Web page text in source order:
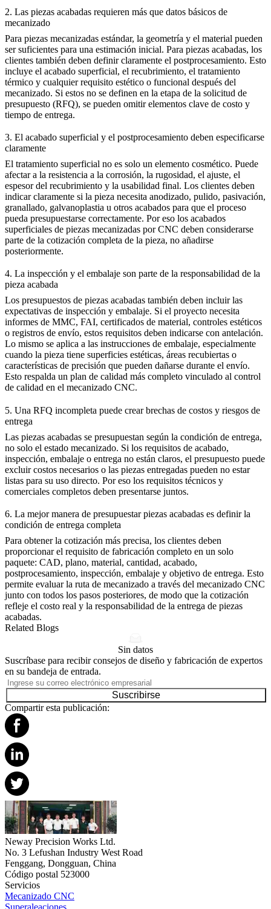
2. Las piezas acabadas requieren más que datos básicos de
mecanizado
Para piezas mecanizadas estándar, la geometría y el material pueden
ser suficientes para una estimación inicial. Para piezas acabadas, los
clientes también deben definir claramente el postprocesamiento. Esto
incluye el acabado superficial, el recubrimiento, el tratamiento
térmico y cualquier requisito estético o funcional después del
mecanizado. Si estos no se definen en la etapa de la solicitud de
presupuesto (RFQ), se pueden omitir elementos clave de costo y
tiempo de entrega.
3. El acabado superficial y el postprocesamiento deben especificarse
claramente
El tratamiento superficial no es solo un elemento cosmético. Puede
afectar a la resistencia a la corrosión, la rugosidad, el ajuste, el
espesor del recubrimiento y la usabilidad final. Los clientes deben
indicar claramente si la pieza necesita anodizado, pulido, pasivación,
granallado, galvanoplastia u otros acabados para que el proceso
pueda presupuestarse correctamente. Por eso los acabados
superficiales de piezas mecanizadas por CNC deben considerarse
parte de la cotización completa de la pieza, no añadirse
posteriormente.
4. La inspección y el embalaje son parte de la responsabilidad de la
pieza acabada
Los presupuestos de piezas acabadas también deben incluir las
expectativas de inspección y embalaje. Si el proyecto necesita
informes de MMC, FAI, certificados de material, controles estéticos
o registros de envío, estos requisitos deben indicarse con antelación.
Lo mismo se aplica a las instrucciones de embalaje, especialmente
cuando la pieza tiene superficies estéticas, áreas recubiertas o
características de precisión que pueden dañarse durante el envío.
Esto respalda un plan de calidad más completo vinculado al control
de calidad en el mecanizado CNC.
5. Una RFQ incompleta puede crear brechas de costos y riesgos de
entrega
Las piezas acabadas se presupuestan según la condición de entrega,
no solo el estado mecanizado. Si los requisitos de acabado,
inspección, embalaje o entrega no están claros, el presupuesto puede
excluir costos necesarios o las piezas entregadas pueden no estar
listas para su uso directo. Por eso los requisitos técnicos y
comerciales completos deben presentarse juntos.
6. La mejor manera de presupuestar piezas acabadas es definir la
condición de entrega completa
Para obtener la cotización más precisa, los clientes deben
proporcionar el requisito de fabricación completo en un solo
paquete: CAD, plano, material, cantidad, acabado,
postprocesamiento, inspección, embalaje y objetivo de entrega. Esto
permite evaluar la ruta de mecanizado a través del mecanizado CNC
junto con todos los pasos posteriores, de modo que la cotización
refleje el costo real y la responsabilidad de la entrega de piezas
acabadas.
Related Blogs
Sin datos
Suscríbase para recibir consejos de diseño y fabricación de expertos
en su bandeja de entrada.
Suscribirse
Compartir esta publicación:
Neway Precision Works Ltd.
No. 3 Lefushan Industry West Road
Fenggang, Dongguan, China
Código postal 523000
Servicios
Mecanizado CNC
Superaleaciones